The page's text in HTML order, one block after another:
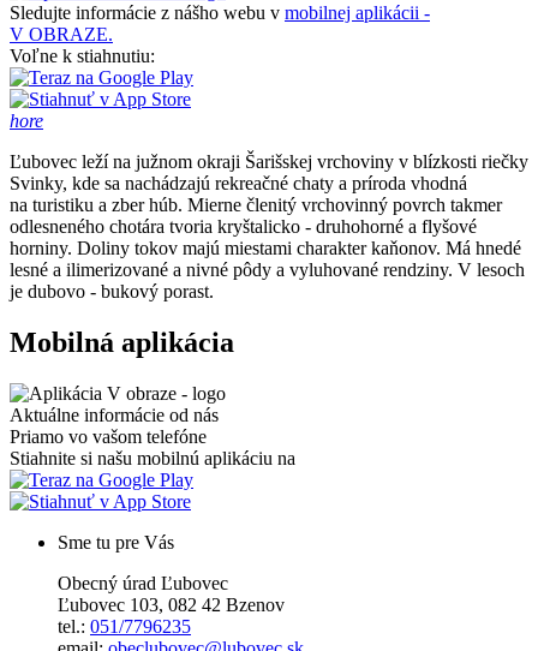
Sledujte informácie z nášho webu v mobilnej aplikácii -
V OBRAZE.
Voľne k stiahnutiu:
hore
Ľubovec leží na južnom okraji Šarišskej vrchoviny v blízkosti riečky
Svinky, kde sa nachádzajú rekreačné chaty a príroda vhodná
na turistiku a zber húb. Mierne členitý vrchovinný povrch takmer
odlesneného chotára tvoria kryštalicko - druhohorné a flyšové
horniny. Doliny tokov majú miestami charakter kaňonov. Má hnedé
lesné a ilimerizované a nivné pôdy a vyluhované rendziny. V lesoch
je dubovo - bukový porast.
Mobilná aplikácia
Aktuálne informácie od nás
Priamo vo vašom telefóne
Stiahnite si našu mobilnú aplikáciu na
Sme tu pre Vás
Obecný úrad Ľubovec
Ľubovec 103, 082 42 Bzenov
tel.: 051/7796235